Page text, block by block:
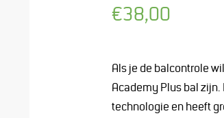
Normale
€38,00
Als je de balcontrole
Academy Plus bal
technologie en heeft